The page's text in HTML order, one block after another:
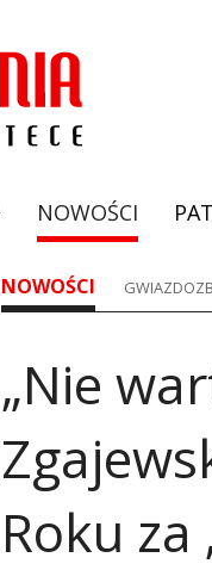
NOWOŚCI
NOWOŚCI
„Nie
Roku za